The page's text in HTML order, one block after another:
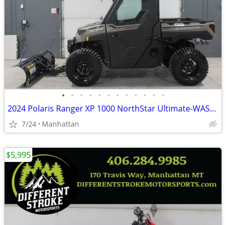
• • • • • • • • • • • •
2024 Polaris Ranger XP 1000 NorthStar Ultimate-WAS-$23,995 -$4,000 OFF
7/24 Manhattan
$5,995